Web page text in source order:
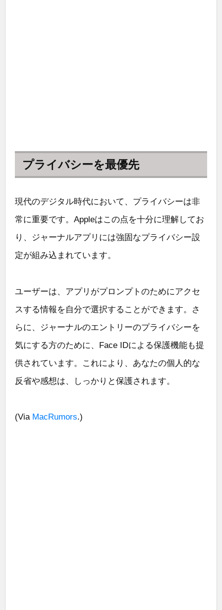
プライバシーを最優先
現代のデジタル時代において、プライバシーは非
常に重要です。Appleはこの点を十分に理解してお
り、ジャーナルアプリには強固なプライバシー設
定が組み込まれています。
ユーザーは、アプリがプロンプトのためにアクセ
スする情報を自分で選択することができます。さ
らに、ジャーナルのエントリーのプライバシーを
気にする方のために、Face IDによる保護機能も提
供されています。これにより、あなたの個人的な
反省や感想は、しっかりと保護されます。
(Via MacRumors.)